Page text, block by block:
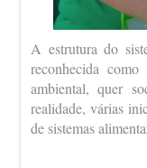
A estrutura do
reconhecida
ambiental, quer
realidade, várias
de sistemas